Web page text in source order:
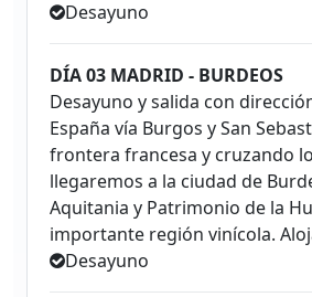
Desayuno
DÍA 03 MADRID - BURDEOS
Desayuno y salida con
España vía Burgos y San
frontera francesa y cruzando
llegaremos a la ciudad de
Aquitania y Patrimonio de la
importante región vinícola.
Desayuno